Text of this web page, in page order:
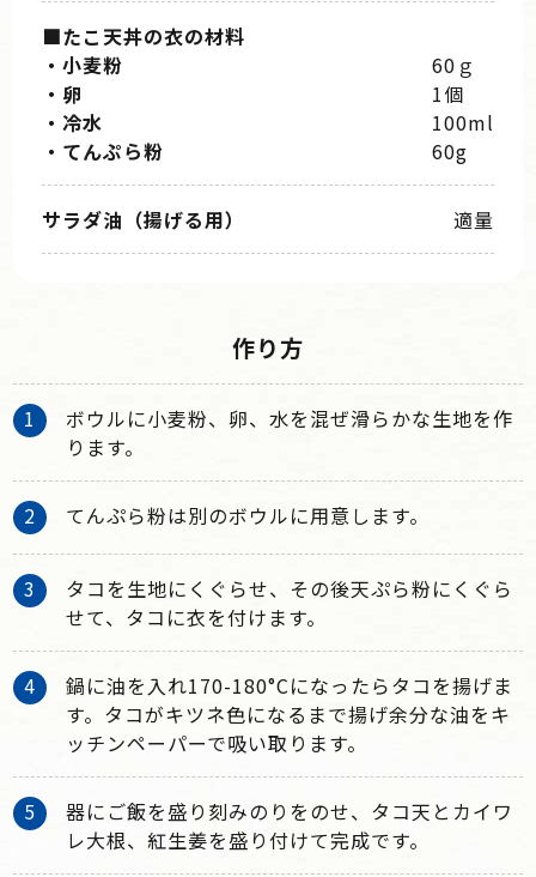
■たこ天丼の衣の材料
・小麦粉
・卵
・冷水
・てんぷら粉
60ｇ
1個
100ml
60g
サラダ油（揚げる用） 適量
作り方
ボウルに小麦粉、卵、水を混ぜ滑らかな生地を作
ります。
てんぷら粉は別のボウルに用意します。
タコを生地にくぐらせ、その後天ぷら粉にくぐら
せて、タコに衣を付けます。
鍋に油を入れ170-180°Cになったらタコを揚げま
す。タコがキツネ色になるまで揚げ余分な油をキ
ッチンペーパーで吸い取ります。
器にご飯を盛り刻みのりをのせ、タコ天とカイワ
レ大根、紅生姜を盛り付けて完成です。